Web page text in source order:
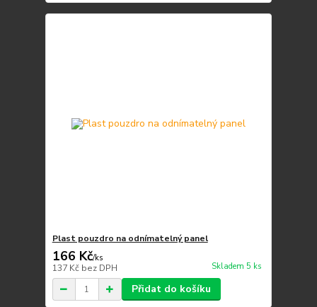
Plast pouzdro na odnímatelný panel
166 Kč/ks
137 Kč bez DPH Skladem 5 ks
Přidat do košíku